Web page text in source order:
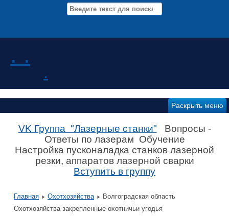
. .
.
Раскрыть меню
VK Группа "Лазерные станки" Вопросы -
Ответы по лазерам Обучение
Настройка пусконаладка станков лазерной
резки, аппаратов лазерной сварки
Вступить в группу
Главная Охотхозяйства
Волгоградская область
Охотхозяйства закрепленные охотничьи угодья